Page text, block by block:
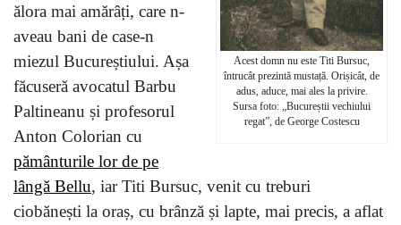
Acest domn nu este Titi Bursuc,
întrucât prezintă mustață. Orișicât, de
adus, aduce, mai ales la privire.
Sursa foto: „Bucureștii vechiului
regat”, de George Costescu
ălora mai amărâți, care n-
aveau bani de case-n
miezul Bucureștiului. Așa
făcuseră avocatul Barbu
Paltineanu și profesorul
Anton Colorian cu
pământurile lor de pe
lângă Bellu, iar Titi Bursuc, venit cu treburi
ciobănești la oraș, cu brânză și lapte, mai precis, a aflat